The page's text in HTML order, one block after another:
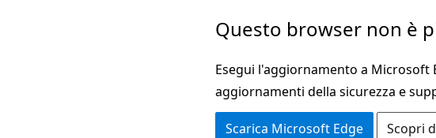
Questo browser non è
Esegui l'aggiornamento a
aggiornamenti della sicurezza e
Scarica Microsoft Edge Scopri